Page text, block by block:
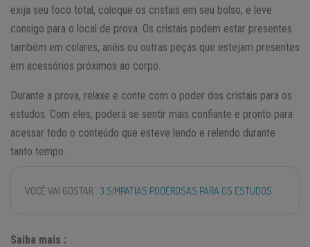
exija seu foco total, coloque os cristais em seu bolso, e leve
consigo para o local de prova. Os cristais podem estar presentes
também em colares, anéis ou outras peças que estejam presentes
em acessórios próximos ao corpo.
Durante a prova, relaxe e conte com o poder dos cristais para os
estudos. Com eles, poderá se sentir mais confiante e pronto para
acessar todo o conteúdo que esteve lendo e relendo durante
tanto tempo.
VOCÊ VAI GOSTAR 3 SIMPATIAS PODEROSAS PARA OS ESTUDOS
Saiba mais :